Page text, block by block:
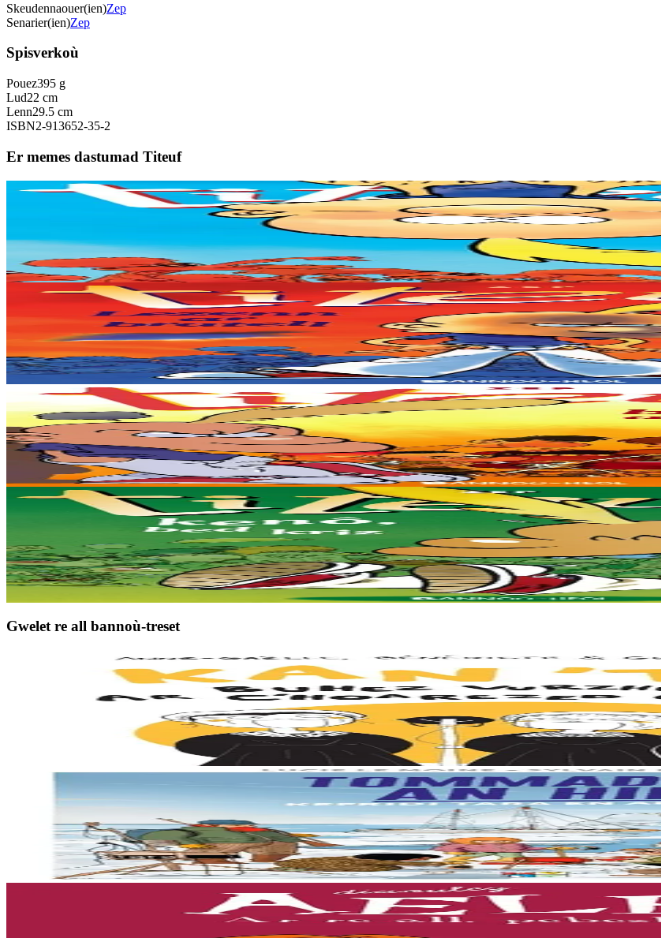
Skeudennaouer(ien)Zep
Senarier(ien)Zep
Spisverkoù
Pouez395 g
Lud22 cm
Lenn29.5 cm
ISBN2-913652-35-2
Er memes dastumad Titeuf
Bannoù-heol
Ma vez red ar vuhez war-eeun atav, penaos 'ta e tremen an hent dre an arnodennoù matematik, ar priziadennoù er poull-neuiñ, al
Er stok9,53 €
Bannoù-heol
Lezenn ar bratell
Ret tremen hebiou d'ar pichoù brein a vez o laerezh, diwall ouzh pinijennoù ar porzhier, chom war evezh gant ar merc'hed, mirout
Er stok9,53 €
Bannoù-heol
Burzhud ar vuhez
A-hervez eo tonket pep tra en a-raok... Ha dont a raio melegan, rouzard, tev an den, un divskouarn delioù kaol outañ, ha notennoù
9,53 €
Stok diviet
Muioc'h-mui a dud a zo war an tamm douar-mañ... Setu 'rankimp en em stardañ, ouzh Goulwena dreist-holl... Gant Yannig ha
Gwelet re all bannoù-treset
7 vloaz hag ouzhpenn
Kan 'ta ! Buhez vurzhudus ar c'hoarezed Goadec
Hag ar C’hoarezed Goadec a anavezez ? Desavet int bet war ar maez, e Breizh, ha berzh o deus graet er bed a-bezh a-drugarez
8 vloaz hag ouzhpenn
Bannoù-heol
Tommadur an hin : Kefridi Tara en Arktika
Anavezout a ra mat Billy ar mor ha tommadur an hin : studiañ a ra he mamm ar skornegoù oteuziñ e bourzh ur vag skiantel, ar
15,00 €